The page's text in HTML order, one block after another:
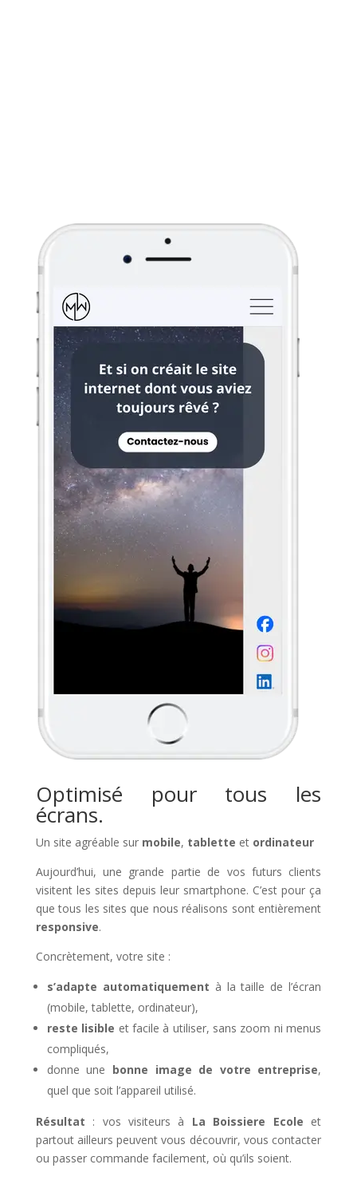
Optimisé pour tous les
écrans.
Un site agréable sur mobile, tablette et ordinateur
Aujourd’hui, une grande partie de vos futurs clients
visitent les sites depuis leur smartphone. C’est pour ça
que tous les sites que nous réalisons sont entièrement
responsive.
Concrètement, votre site :
s’adapte automatiquement à la taille de l’écran
(mobile, tablette, ordinateur),
reste lisible et facile à utiliser, sans zoom ni menus
compliqués,
donne une bonne image de votre entreprise,
quel que soit l’appareil utilisé.
Résultat : vos visiteurs à La Boissiere Ecole et
partout ailleurs peuvent vous découvrir, vous contacter
ou passer commande facilement, où qu’ils soient.